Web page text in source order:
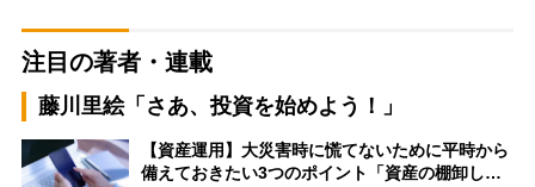
注目の著者・連載
藤川里絵「さあ、投資を始めよう！」
【資産運用】大災害時に慌てないために平時から
備えておきたい3つのポイント「資産の棚卸し…